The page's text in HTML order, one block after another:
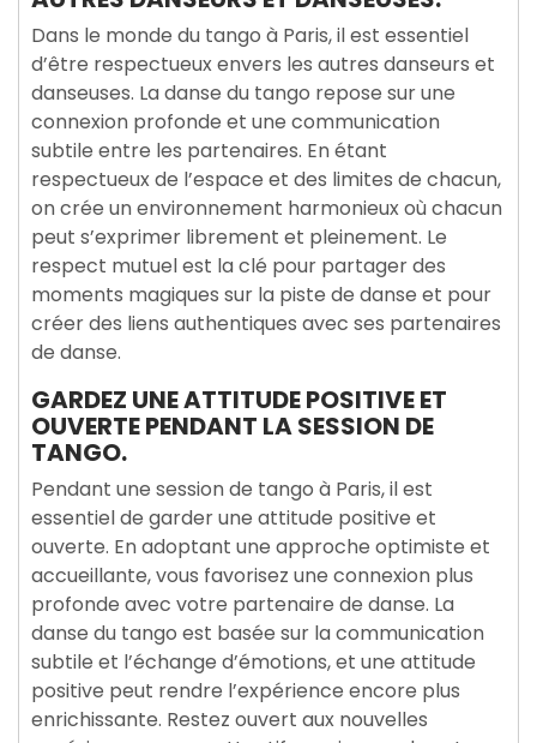
Dans le monde du tango à Paris, il est essentiel
d’être respectueux envers les autres danseurs et
danseuses. La danse du tango repose sur une
connexion profonde et une communication
subtile entre les partenaires. En étant
respectueux de l’espace et des limites de chacun,
on crée un environnement harmonieux où chacun
peut s’exprimer librement et pleinement. Le
respect mutuel est la clé pour partager des
moments magiques sur la piste de danse et pour
créer des liens authentiques avec ses partenaires
de danse.
GARDEZ UNE ATTITUDE POSITIVE ET
OUVERTE PENDANT LA SESSION DE
TANGO.
Pendant une session de tango à Paris, il est
essentiel de garder une attitude positive et
ouverte. En adoptant une approche optimiste et
accueillante, vous favorisez une connexion plus
profonde avec votre partenaire de danse. La
danse du tango est basée sur la communication
subtile et l’échange d’émotions, et une attitude
positive peut rendre l’expérience encore plus
enrichissante. Restez ouvert aux nouvelles